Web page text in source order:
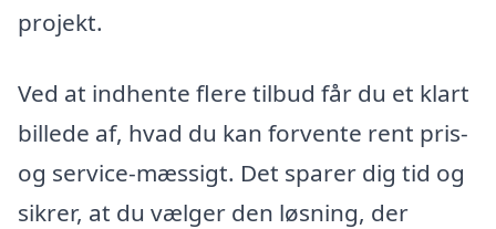
projekt.
Ved at indhente flere tilbud får du et klart
billede af, hvad du kan forvente rent pris-
og service-mæssigt. Det sparer dig tid og
sikrer, at du vælger den løsning, der